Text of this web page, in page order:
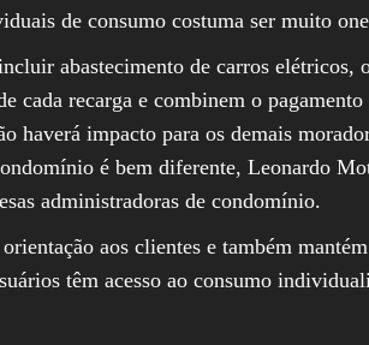
de consumo costuma ser muito
abastecimento de carros elétricos,
cada recarga e combinem o
haverá impacto para os demais
é bem diferente, Leonardo
administradoras de condomínio.
aos clientes e também
têm acesso ao consumo